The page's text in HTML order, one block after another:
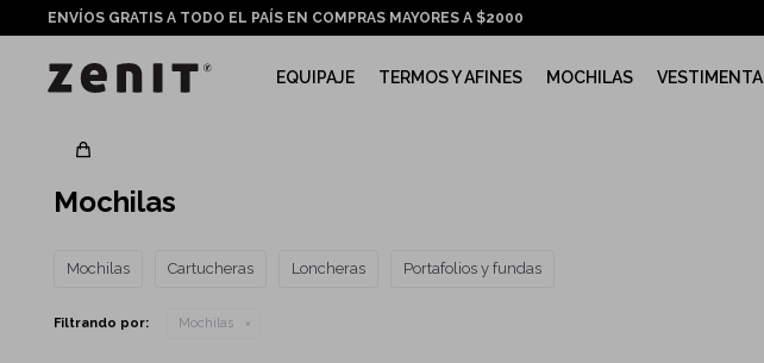
EQUIPAJE TERMOS Y AFINES MOCHILAS VESTIMENTA
ENVÍOS GRATIS A TODO EL PAÍS EN COMPRAS MAYORES A $2000
Mochilas
Mochilas Cartucheras Loncheras Portafolios y fundas
Filtrando por: Mochilas